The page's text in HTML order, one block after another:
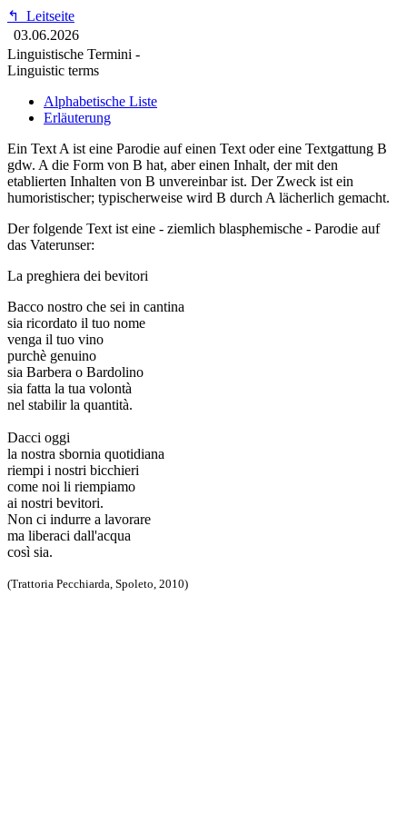
↰
Leitseite
03.06.2026
Linguistische Termini -
Linguistic terms
Alphabetische Liste
Erläuterung
Ein Text A ist eine Parodie auf einen Text oder eine Textgattung B
gdw. A die Form von B hat, aber einen Inhalt, der mit den
etablierten Inhalten von B unvereinbar ist. Der Zweck ist ein
humoristischer; typischerweise wird B durch A lächerlich gemacht.
Der folgende Text ist eine - ziemlich blasphemische - Parodie auf
das Vaterunser:
La preghiera dei bevitori
Bacco nostro che sei in cantina
sia ricordato il tuo nome
venga il tuo vino
purchè genuino
sia Barbera o Bardolino
sia fatta la tua volontà
nel stabilir la quantità.
Dacci oggi
la nostra sbornia quotidiana
riempi i nostri bicchieri
come noi li riempiamo
ai nostri bevitori.
Non ci indurre a lavorare
ma liberaci dall'acqua
così sia.
(Trattoria Pecchiarda, Spoleto, 2010)